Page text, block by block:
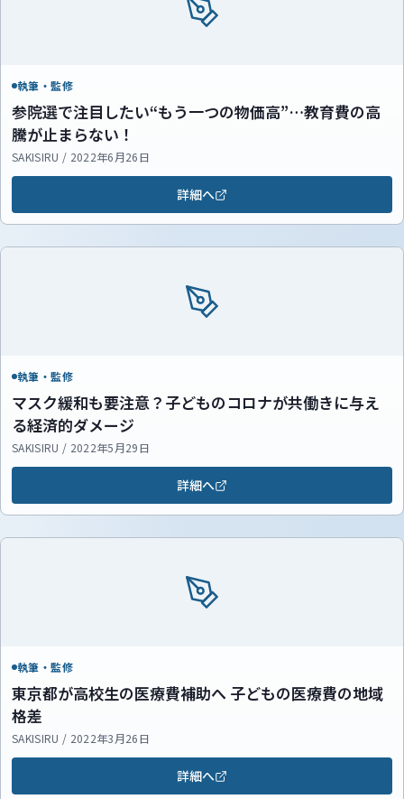
執筆・監修
参院選で注目したい“もう一つの物価高”…教育費の高
騰が止まらない！
SAKISIRU / 2022年6月26日
詳細へ
執筆・監修
マスク緩和も要注意？子どものコロナが共働きに与え
る経済的ダメージ
SAKISIRU / 2022年5月29日
詳細へ
執筆・監修
東京都が高校生の医療費補助へ 子どもの医療費の地域
格差
SAKISIRU / 2022年3月26日
詳細へ